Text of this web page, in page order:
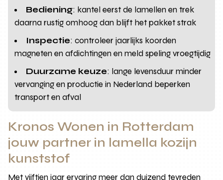
Bediening: kantel eerst de lamellen en trek
daarna rustig omhoog dan blijft het pakket strak
Inspectie: controleer jaarlijks koorden
magneten en afdichtingen en meld speling vroegtijdig
Duurzame keuze: lange levensduur minder
vervanging en productie in Nederland beperken
transport en afval
Kronos Wonen in Rotterdam
jouw partner in lamella kozijn
kunststof
Met vijftien jaar ervaring meer dan duizend tevreden